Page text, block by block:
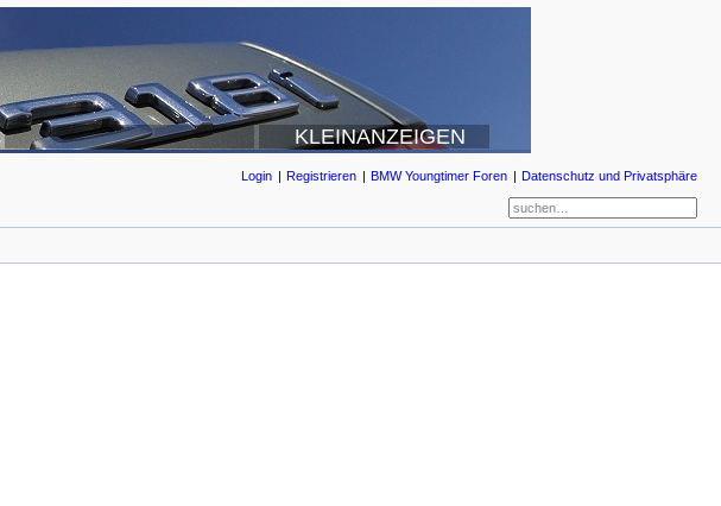
KLEINANZEIGEN
Login Registrieren BMW Youngtimer Foren Datenschutz und Privatsphäre